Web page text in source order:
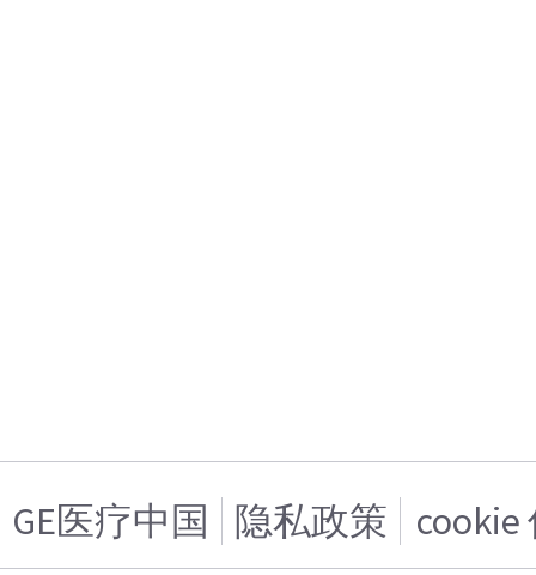
GE医疗中国 隐私政策 cookie